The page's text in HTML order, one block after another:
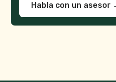
Habla con un asesor